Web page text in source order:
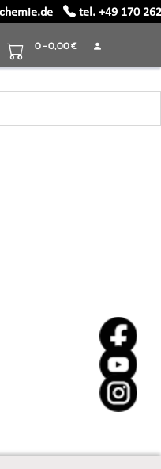
tel. +49 170
0 –0,00€